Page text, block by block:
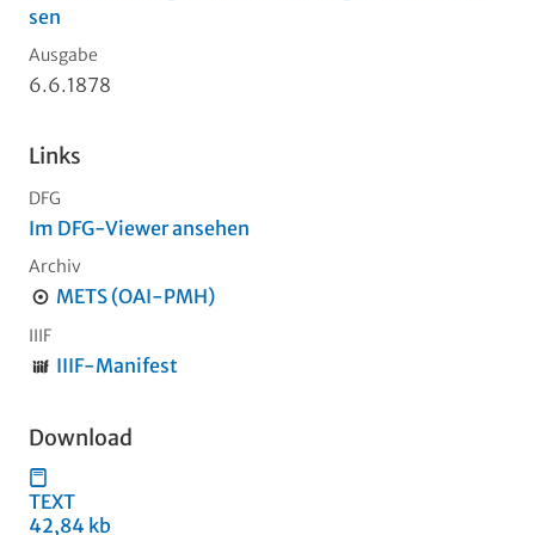
sen
Ausgabe
6.6.1878
Links
DFG
Im DFG-Viewer ansehen
Archiv
METS (OAI-PMH)
IIIF
IIIF-Manifest
Download
TEXT
42,84 kb